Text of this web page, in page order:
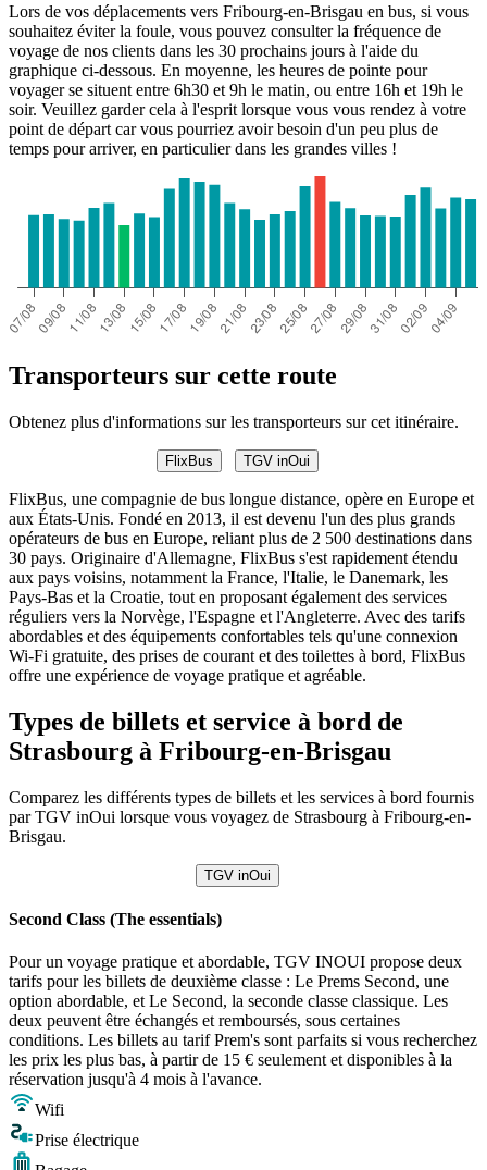
Lors de vos déplacements vers Fribourg-en-Brisgau en bus, si vous
souhaitez éviter la foule, vous pouvez consulter la fréquence de
voyage de nos clients dans les 30 prochains jours à l'aide du
graphique ci-dessous. En moyenne, les heures de pointe pour
voyager se situent entre 6h30 et 9h le matin, ou entre 16h et 19h le
soir. Veuillez garder cela à l'esprit lorsque vous vous rendez à votre
point de départ car vous pourriez avoir besoin d'un peu plus de
temps pour arriver, en particulier dans les grandes villes !
Transporteurs sur cette route
Obtenez plus d'informations sur les transporteurs sur cet itinéraire.
FlixBus TGV inOui
FlixBus, une compagnie de bus longue distance, opère en Europe et
aux États-Unis. Fondé en 2013, il est devenu l'un des plus grands
opérateurs de bus en Europe, reliant plus de 2 500 destinations dans
30 pays. Originaire d'Allemagne, FlixBus s'est rapidement étendu
aux pays voisins, notamment la France, l'Italie, le Danemark, les
Pays-Bas et la Croatie, tout en proposant également des services
réguliers vers la Norvège, l'Espagne et l'Angleterre. Avec des tarifs
abordables et des équipements confortables tels qu'une connexion
Wi-Fi gratuite, des prises de courant et des toilettes à bord, FlixBus
offre une expérience de voyage pratique et agréable.
Types de billets et service à bord de
Strasbourg à Fribourg-en-Brisgau
Comparez les différents types de billets et les services à bord fournis
par TGV inOui lorsque vous voyagez de Strasbourg à Fribourg-en-
Brisgau.
TGV inOui
Second Class (The essentials)
Pour un voyage pratique et abordable, TGV INOUI propose deux
tarifs pour les billets de deuxième classe : Le Prems Second, une
option abordable, et Le Second, la seconde classe classique. Les
deux peuvent être échangés et remboursés, sous certaines
conditions. Les billets au tarif Prem's sont parfaits si vous recherchez
les prix les plus bas, à partir de 15 € seulement et disponibles à la
réservation jusqu'à 4 mois à l'avance.
Wifi
Prise électrique